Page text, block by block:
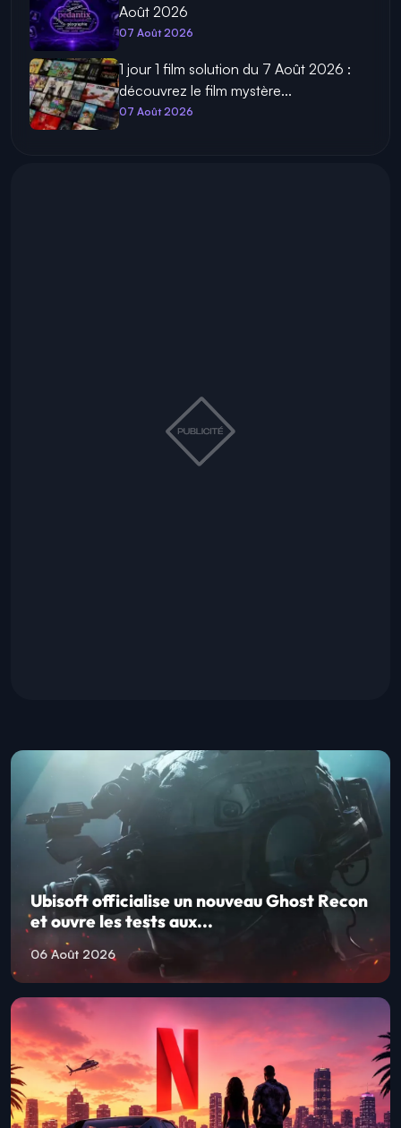
Août 2026
07 Août 2026
1 jour 1 film solution du 7 Août 2026 :
découvrez le film mystère...
07 Août 2026
Ubisoft officialise un nouveau Ghost Recon
et ouvre les tests aux...
06 Août 2026